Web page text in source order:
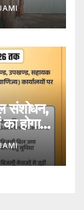
संशोधन,
होगा